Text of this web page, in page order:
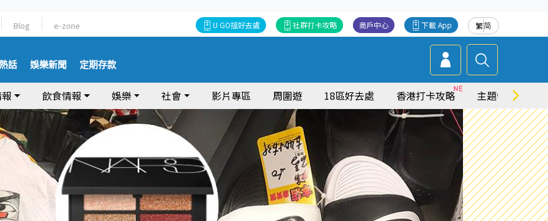
Blog e-zone 繁简
下載 App
商戶中心
社群打卡攻略
U GO搵好去處
話 娛樂新聞 定期存款
飲食情報 娛樂 社會 影片專區 周圍遊 18區好去處 香港打卡攻略 主題特集